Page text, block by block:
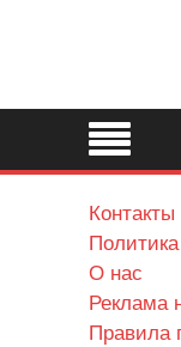
Контакты
О нас
Реклама
Правила